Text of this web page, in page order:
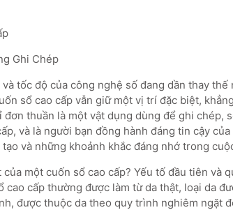
Ghi Chép
tốc độ của công nghệ số đang dần thay
sổ cao cấp vẫn giữ một vị trí đặc biệt,
thuần là một vật dụng dùng để ghi chép,
và là người bạn đồng hành đáng tin cậy
và những khoảnh khắc đáng nhớ trong
một cuốn sổ cao cấp? Yếu tố đầu tiên và
cao cấp thường được làm từ da thật, loại da
được thuộc da theo quy trình nghiêm ngặt